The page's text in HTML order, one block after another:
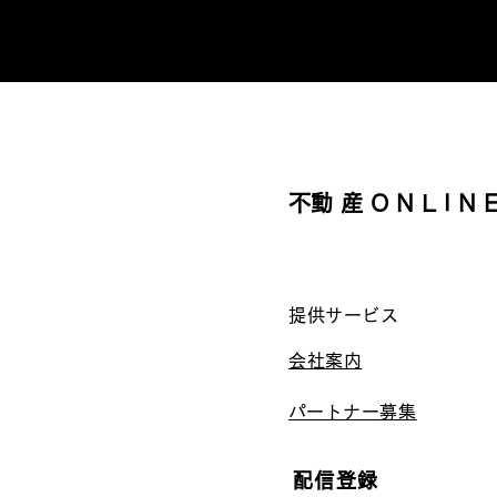
不動産
提供サービス
会社案内
​パートナー募集
配信登録